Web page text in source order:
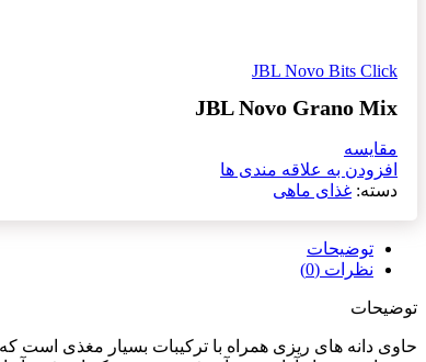
JBL Novo Bits Click
JBL Novo Grano Mix
مقایسه
افزودن به علاقه مندی ها
دسته: غذای ماهی
توضیحات
نظرات (0)
توضیحات
حاوی دانه های ریزی همراه با ترکیبات بسیار مغذی است